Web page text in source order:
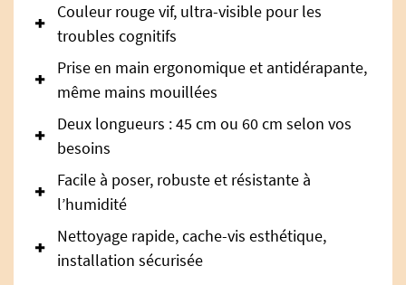
Couleur rouge vif, ultra-visible pour les
troubles cognitifs
Prise en main ergonomique et antidérapante,
même mains mouillées
Deux longueurs : 45 cm ou 60 cm selon vos
besoins
Facile à poser, robuste et résistante à
l’humidité
Nettoyage rapide, cache-vis esthétique,
installation sécurisée